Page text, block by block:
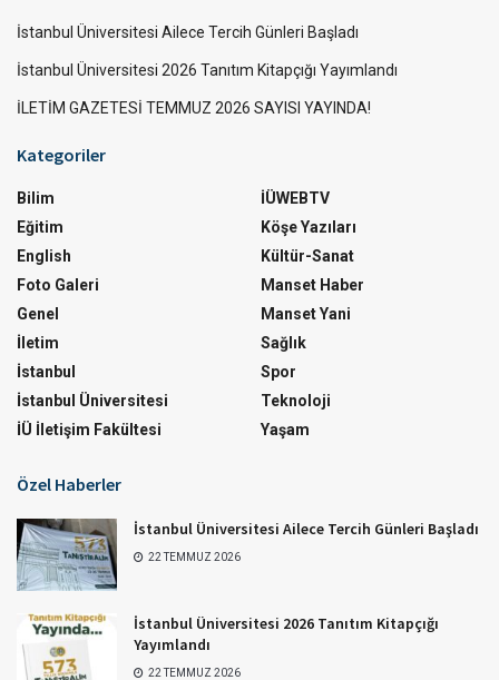
İstanbul Üniversitesi Ailece Tercih Günleri Başladı
İstanbul Üniversitesi 2026 Tanıtım Kitapçığı Yayımlandı
İLETİM GAZETESİ TEMMUZ 2026 SAYISI YAYINDA!
Kategoriler
Bilim
Eğitim
English
Foto Galeri
Genel
İletim
İstanbul
İstanbul Üniversitesi
İÜ İletişim Fakültesi
İÜWEBTV
Köşe Yazıları
Kültür-Sanat
Manset Haber
Manset Yani
Sağlık
Spor
Teknoloji
Yaşam
Özel Haberler
İstanbul Üniversitesi Ailece Tercih Günleri Başladı
22 TEMMUZ 2026
İstanbul Üniversitesi 2026 Tanıtım Kitapçığı
Yayımlandı
22 TEMMUZ 2026